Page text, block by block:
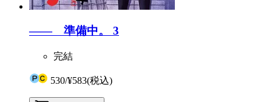
―― 準備中。 3
完結
530/¥583(税込)